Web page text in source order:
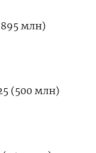
млн)
(500 млн)